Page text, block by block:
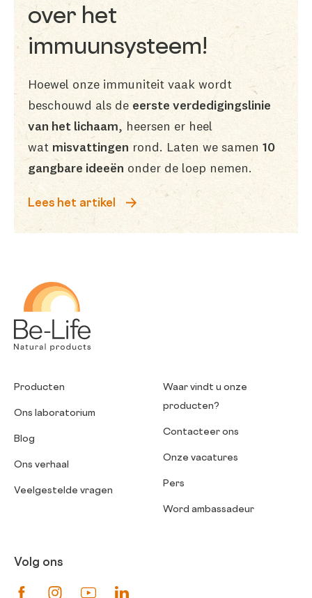
over het
immuunsysteem!
Hoewel onze immuniteit vaak wordt
beschouwd als de eerste verdedigingslinie
van het lichaam, heersen er heel
wat misvattingen rond. Laten we samen 10
gangbare ideeën onder de loep nemen.
Lees het artikel
Producten
Ons laboratorium
Blog
Ons verhaal
Veelgestelde vragen
Waar vindt u onze
producten?
Contacteer ons
Onze vacatures
Pers
Word ambassadeur
Volg ons
Suivez-nous sur Facebook
Suivez-nous sur Instagram
Suivez-nous sur Youtube